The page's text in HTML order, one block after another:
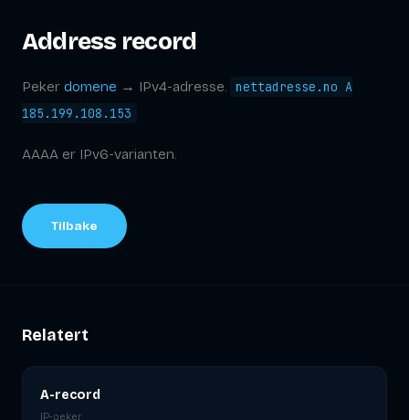
Address record
Peker domene → IPv4-adresse. nettadresse.no A
185.199.108.153
AAAA er IPv6-varianten.
Tilbake
Relatert
A-record
IP-peker